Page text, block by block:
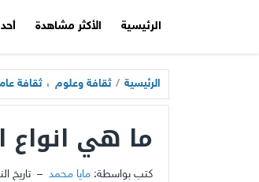
الرئيسية الأكثر مشاهدة
الرئيسية / ثقافة وعلوم ، ثقافة
ما هي انواع
كتب بواسطة: مايا محمد – تاريخ